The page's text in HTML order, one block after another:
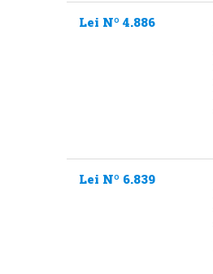
Lei Nº 4.886
Lei Nº 6.839